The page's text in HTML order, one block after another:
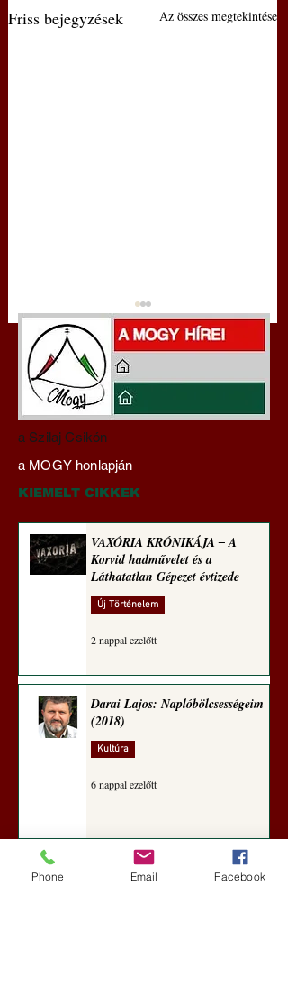
Friss bejegyzések Az összes megtekintése
Miért tabu Fauci
büntetőjogi felelősségre
vonása
a Szilaj Csikón
a MOGY honlapján
KIEMELT CIKKEK
VAXÓRIA KRÓNIKÁJA ‒ A
Korvid hadművelet és a
Láthatatlan Gépezet évtizede
Új Történelem
2 nappal ezelőtt
Darai Lajos: Naplóbölcsességeim
(2018)
Kultúra
6 nappal ezelőtt
A Rothschildok és a Pentagon
bizalmas feljegyzése: „Hét ország
Phone Email Facebook